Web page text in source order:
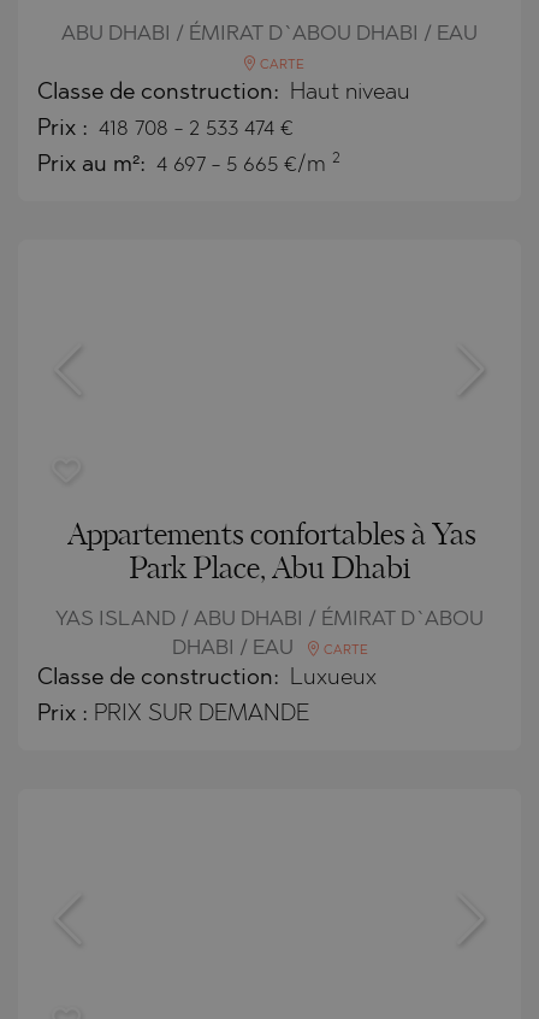
ABU DHABI / ÉMIRAT D`ABOU DHABI / EAU
CARTE
Classe de construction: Haut niveau
Prix : 418 708 - 2 533 474 €
Prix au m²: 4 697 - 5 665 €/m 2
Appartements confortables à Yas
Park Place, Abu Dhabi
YAS ISLAND / ABU DHABI / ÉMIRAT D`ABOU
DHABI / EAU
CARTE
Classe de construction: Luxueux
Prix : PRIX SUR DEMANDE